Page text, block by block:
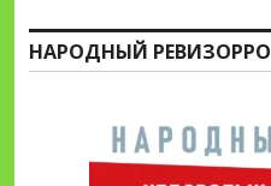
НАРОДНЫЙ РЕВИЗОРРО